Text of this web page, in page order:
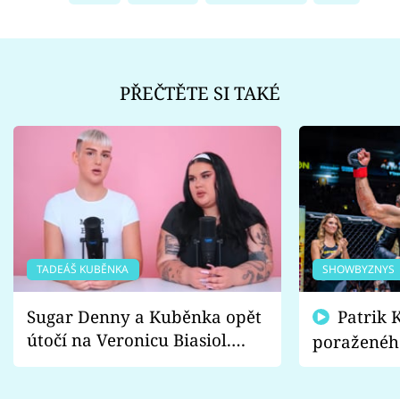
PŘEČTĚTE SI TAKÉ
TADEÁŠ KUBĚNKA
Sugar Denny a Kuběnka opět
útočí na Veronicu Biasiol.
Proč je podle nich falešná a
SHOWBYZNYS
fanoušci